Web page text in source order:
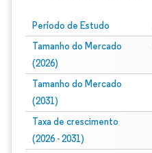
Período de Estudo
Tamanho do Mercado
(2026)
Tamanho do Mercado
(2031)
Taxa de crescimento
(2026 - 2031)